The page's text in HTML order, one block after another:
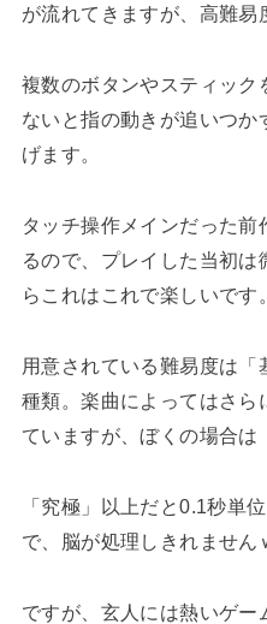
が流れてきますが、高難易
複数のボタンやスティッ
ないと指の動きが追いつ
げます。
タッチ操作メインだった
るので、プレイした当初
らこれはこれで楽しいです。
用意されている難易度は
種類。楽曲によってはさ
ていますが、ぼくの場合は
「究極」以上だと0.1秒単
で、脳が処理しきれません
ですが、玄人には熱いゲー